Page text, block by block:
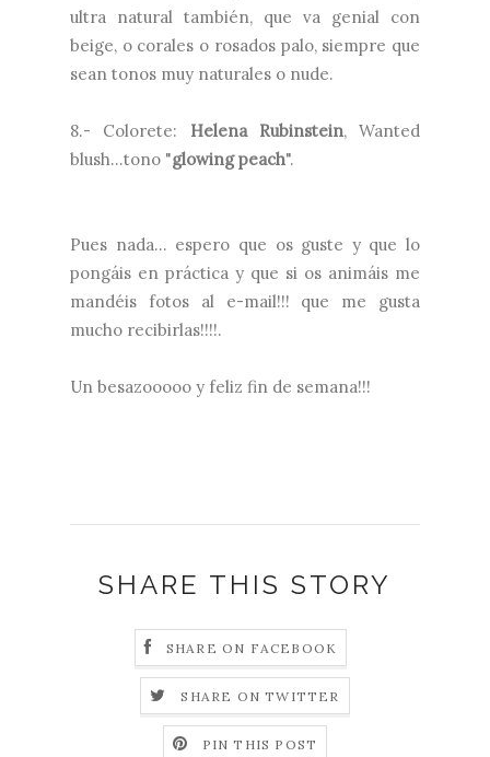
ultra natural también, que va genial con
beige, o corales o rosados palo, siempre que
sean tonos muy naturales o nude.
8.- Colorete: Helena Rubinstein, Wanted
blush...tono "glowing peach".
Pues nada... espero que os guste y que lo
pongáis en práctica y que si os animáis me
mandéis fotos al e-mail!!! que me gusta
mucho recibirlas!!!!.
Un besazooooo y feliz fin de semana!!!
SHARE THIS STORY
SHARE ON FACEBOOK
SHARE ON TWITTER
PIN THIS POST